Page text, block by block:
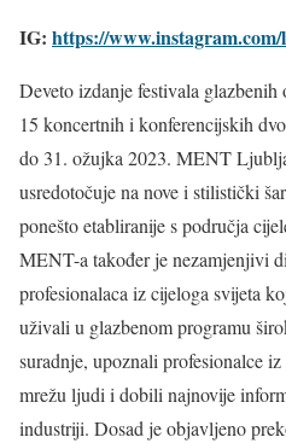
IG: https://
Deveto izdanje festivala
15 koncertnih i konferencijskih
do 31. ožujka 2023. MENT
usredotočuje na nove i stilistički
ponešto etabliranije s područja
MENT-a također je nezamjenjivi
profesionalaca iz cijeloga svijeta
uživali u glazbenom programu
suradnje, upoznali profesionalce
mrežu ljudi i dobili najnovije
industriji. Dosad je objavljeno